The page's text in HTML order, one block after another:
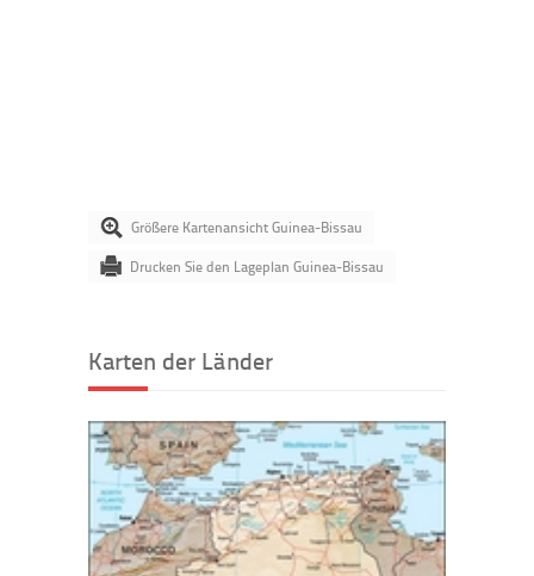
Größere Kartenansicht Guinea-Bissau
Drucken Sie den Lageplan Guinea-Bissau
Karten der Länder